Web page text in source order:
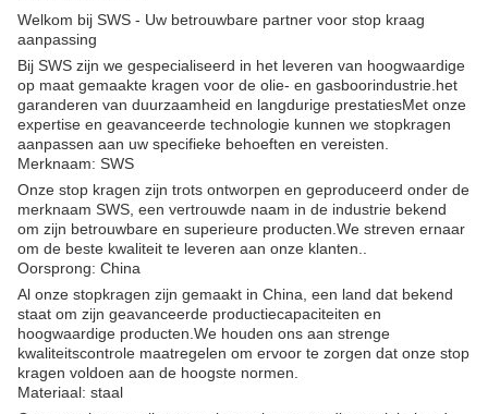
Welkom bij SWS - Uw betrouwbare partner voor stop kraag
aanpassing
Bij SWS zijn we gespecialiseerd in het leveren van hoogwaardige
op maat gemaakte kragen voor de olie- en gasboorindustrie.het
garanderen van duurzaamheid en langdurige prestatiesMet onze
expertise en geavanceerde technologie kunnen we stopkragen
aanpassen aan uw specifieke behoeften en vereisten.
Merknaam: SWS
Onze stop kragen zijn trots ontworpen en geproduceerd onder de
merknaam SWS, een vertrouwde naam in de industrie bekend
om zijn betrouwbare en superieure producten.We streven ernaar
om de beste kwaliteit te leveren aan onze klanten..
Oorsprong: China
Al onze stopkragen zijn gemaakt in China, een land dat bekend
staat om zijn geavanceerde productiecapaciteiten en
hoogwaardige producten.We houden ons aan strenge
kwaliteitscontrole maatregelen om ervoor te zorgen dat onze stop
kragen voldoen aan de hoogste normen.
Materiaal: staal